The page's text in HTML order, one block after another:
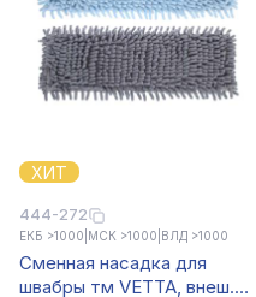
ХИТ
444-272
ЕКБ >1000 МСК >1000 ВЛД >1000
Сменная насадка для
швабры тм VETTA, внеш.